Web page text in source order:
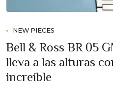
NEW PIECES
Bell & Ross BR 05
lleva a las alturas
increíble